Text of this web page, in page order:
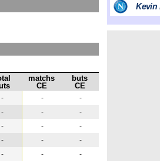
matchs
CE
buts
CE
- -
-
- -
-
- -
-
- -
-
- -
-